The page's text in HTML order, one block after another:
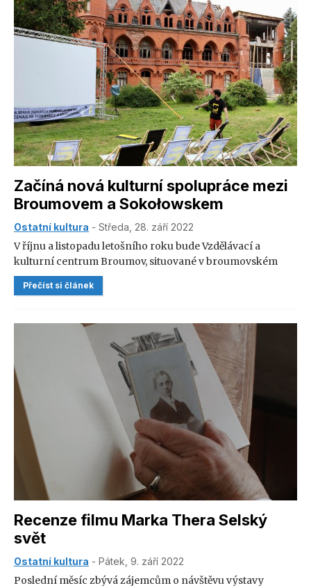
Začíná nová kulturní spolupráce mezi
Broumovem a Sokołowskem
Ostatní kultura - Středa, 28. září 2022
V říjnu a listopadu letošního roku bude Vzdělávací a
kulturní centrum Broumov, situované v broumovském
klášteře, spolupracovat s polským městem Sokołowsko na
projektu „Broumov – Sokołowsko: Crossborder
společný krok k vytvoření trvalého partnerství mezi
těmito dvěma městy, které spojuje existence kulturního
centra s progresivními snahami o rozvoj místa, potažmo
celého regionu, skrze kulturní dění.
Přečíst si článek
Recenze filmu Marka Thera Selský
svět
Ostatní kultura - Pátek, 9. září 2022
Poslední měsíc zbývá zájemcům o návštěvu výstavy